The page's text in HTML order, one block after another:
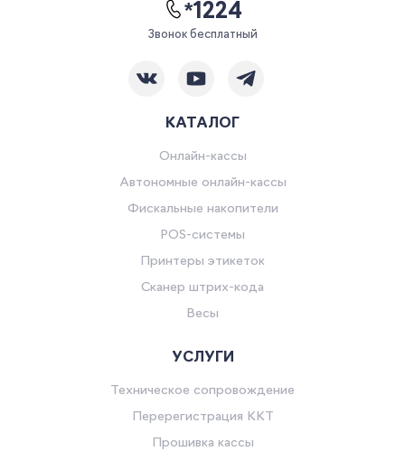
*1224
Звонок бесплатный
КАТАЛОГ
Онлайн-кассы
Автономные онлайн-кассы
Фискальные накопители
POS-системы
Принтеры этикеток
Сканер штрих-кода
Весы
УСЛУГИ
Техническое сопровождение
Перерегистрация ККТ
Прошивка кассы